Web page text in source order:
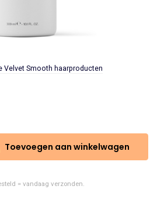
Velvet Smooth haarproducten
Toevoegen aan winkelwagen
= vandaag verzonden.